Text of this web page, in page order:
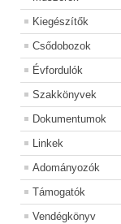
Kiegészítők
Csődobozok
Évfordulók
Szakkönyvek
Dokumentumok
Linkek
Adományozók
Támogatók
Vendégkönyv